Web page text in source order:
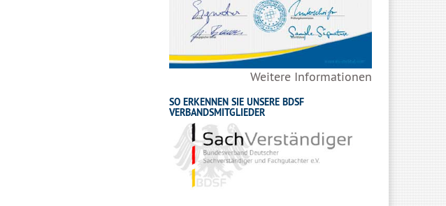
Weitere Informationen
SO ERKENNEN SIE UNSERE BDSF
VERBANDSMITGLIEDER